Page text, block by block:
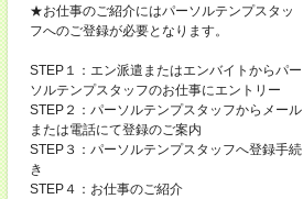
★お仕事のご紹介にはパーソルテンプスタッ
フへのご登録が必要となります。
STEP１：エン派遣またはエンバイトからパー
ソルテンプスタッフのお仕事にエントリー
STEP２：パーソルテンプスタッフからメール
または電話にて登録のご案内
STEP３：パーソルテンプスタッフへ登録手続
き
STEP４：お仕事のご紹介